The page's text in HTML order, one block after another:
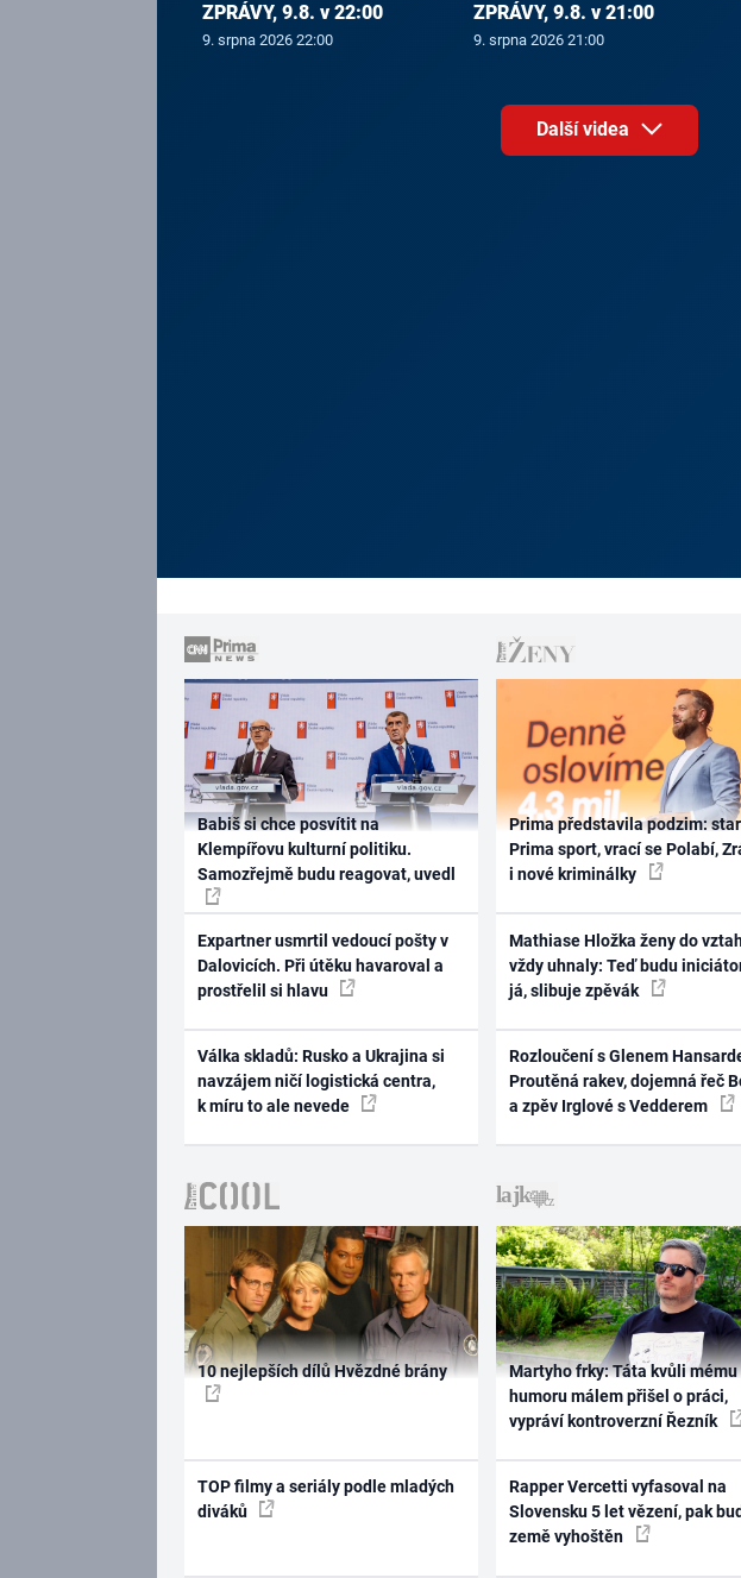
ZPRÁVY, 9.8. v 22:00
9. srpna 2026 22:00
ZPRÁVY, 9.8. v 21:00
9. srpna 2026 21:00
Další videa
Babiš si chce posvítit na
Klempířovu kulturní politiku.
Samozřejmě budu reagovat, uvedl
Expartner usmrtil vedoucí pošty v
Dalovicích. Při útěku havaroval a
prostřelil si hlavu
Válka skladů: Rusko a Ukrajina si
navzájem ničí logistická centra,
k míru to ale nevede
Prima představila podzim:
Prima sport, vrací se Polabí,
i nové kriminálky
Mathiase Hložka ženy do
vždy uhnaly: Teď budu
já, slibuje zpěvák
Rozloučení s Glenem
Proutěná rakev, dojemná řeč
a zpěv Irglové s Vedderem
10 nejlepších dílů Hvězdné brány
TOP filmy a seriály podle mladých
diváků
Martyho frky: Táta kvůli mému
humoru málem přišel o práci,
vypráví kontroverzní Řezník
Rapper Vercetti vyfasoval na
Slovensku 5 let vězení, pak
země vyhoštěn